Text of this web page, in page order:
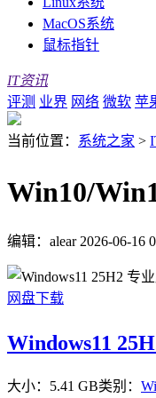
MacOS系统
鼠标指针
IT资讯
评测 业界 网络 微软 苹
当前位置： 系统之家 >
Win10/
编辑：alear 2026-06-16
网盘下载
Windows11
大小：5.41 GB类别：